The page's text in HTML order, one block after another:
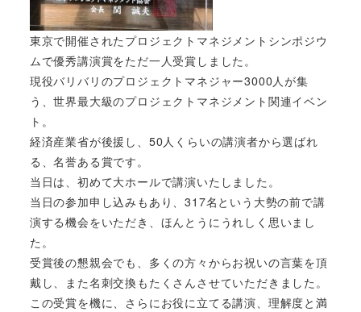
東京で開催されたプロジェクトマネジメントシンポジウ
ムで優秀講演賞をただ一人受賞しました。
現役バリバリのプロジェクトマネジャー3000人が集
う、世界最大級のプロジェクトマネジメント関連イベン
ト。
経済産業省が後援し、50人くらいの講演者から選ばれ
る、名誉ある賞です。
当日は、初めて大ホールで講演いたしました。
当日の参加申し込みもあり、317名という大勢の前で講
演する機会をいただき、ほんとうにうれしく思いまし
た。
受賞後の懇親会でも、多くの方々からお祝いの言葉を頂
戴し、また名刺交換もたくさんさせていただきました。
この受賞を機に、さらにお役に立てる講演、理解度と満